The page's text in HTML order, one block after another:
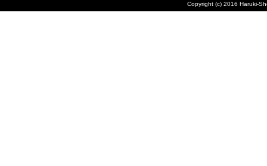
Copyright (c) 2016 Haruki-